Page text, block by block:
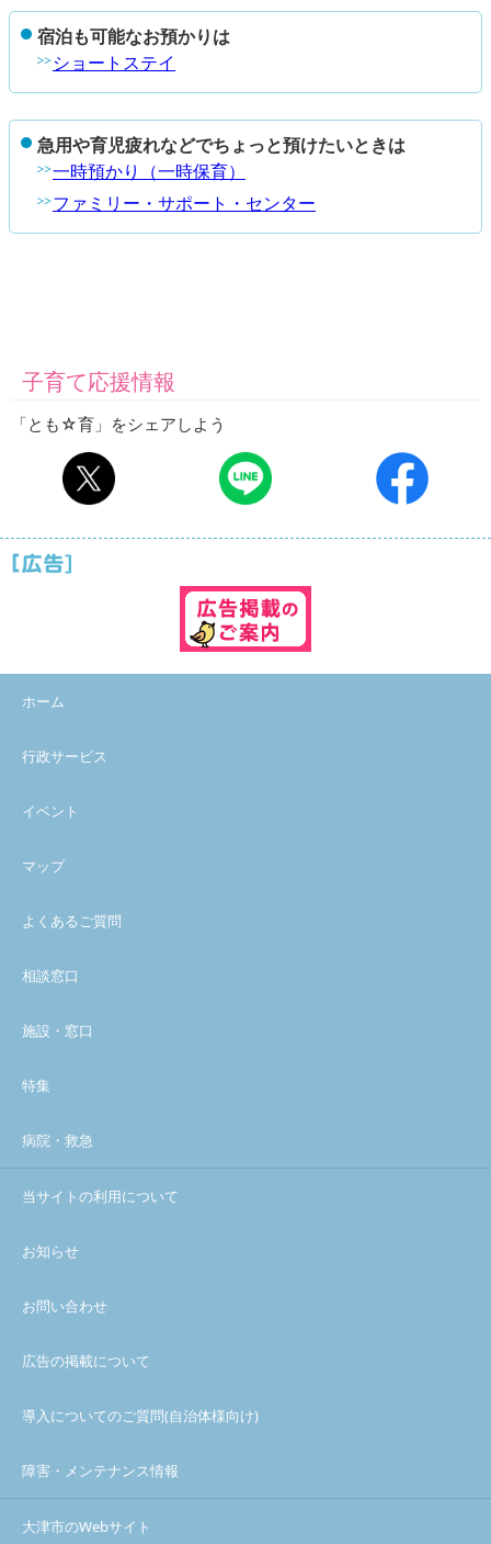
宿泊も可能なお預かりは
ショートステイ
急用や育児疲れなどでちょっと預けたいときは
一時預かり（一時保育）
ファミリー・サポート・センター
子育て応援情報
「とも☆育」をシェアしよう
ホーム
行政サービス
イベント
マップ
よくあるご質問
相談窓口
施設・窓口
特集
病院・救急
当サイトの利用について
お知らせ
お問い合わせ
広告の掲載について
導入についてのご質問(自治体様向け)
障害・メンテナンス情報
大津市のWebサイト